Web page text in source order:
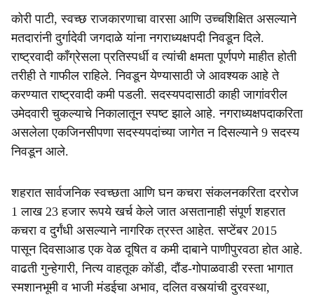
कोरी पाटी, स्वच्छ राजकारणाचा वारसा आणि उच्चशिक्षित असल्याने
मतदारांनी दुर्गादेवी जगदाळे यांना नगराध्यक्षपदी निवडून दिले.
राष्ट्रवादी काँग्रेसला प्रतिस्पर्धी व त्यांची क्षमता पूर्णपणे माहीत होती
तरीही ते गाफील राहिले. निवडून येण्यासाठी जे आवश्यक आहे ते
करण्यात राष्ट्रवादी कमी पडली. सदस्यपदासाठी काही जागांवरील
उमेदवारी चुकल्याचे निकालातून स्पष्ट झाले आहे. नगराध्यक्षपदाकरिता
असलेला एकजिनसीपणा सदस्यपदांच्या जागेत न दिसल्याने 9 सदस्य
निवडून आले.
शहरात सार्वजनिक स्वच्छता आणि घन कचरा संकलनकरिता दररोज
1 लाख 23 हजार रूपये खर्च केले जात असतानाही संपूर्ण शहरात
कचरा व दुर्गंधी असल्याने नागरिक त्रस्त आहेत. सप्टेंबर 2015
पासून दिवसाआड एक वेळ दूषित व कमी दाबाने पाणीपुरवठा होत आहे.
वाढती गुन्हेगारी, नित्य वाहतूक कोंडी, दौंड-गोपाळवाडी रस्ता भागात
स्मशानभूमी व भाजी मंडईचा अभाव, दलित वस्त्यांची दुरवस्था,